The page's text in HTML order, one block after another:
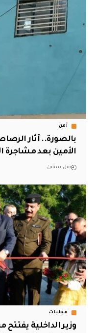
أمن
بالصورة.. آثار
الأمين بعد مشاجرة
قبل سنتين
محليات
وزير الداخلية